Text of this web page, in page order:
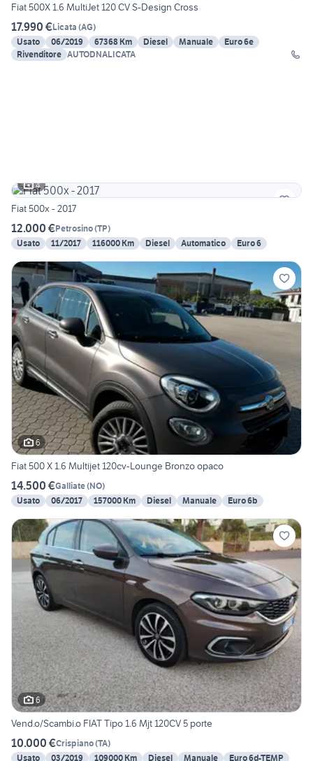
Fiat 500X 1.6 MultiJet 120 CV S-Design Cross
17.990 €Licata (AG)
Usato
06/2019 67368 Km Diesel Manuale
Euro 6e
Rivenditore AUTODNALICATA
4
Fiat 500x - 2017
12.000 €Petrosino(TP)
Usato
11/2017 116000 Km Diesel Automatico Euro 6
6
Fiat 500 X 1.6 Multijet 120cv-Lounge Bronzo opaco
14.500 €Galliate(NO)
Usato
06/2017 157000 Km Diesel Manuale Euro 6b
6
Vend.o/Scambi.o FIAT Tipo 1.6 Mjt 120CV 5 porte
10.000 €Crispiano(TA)
Usato
03/2019 109000 Km Diesel Manuale Euro 6d-TEMP